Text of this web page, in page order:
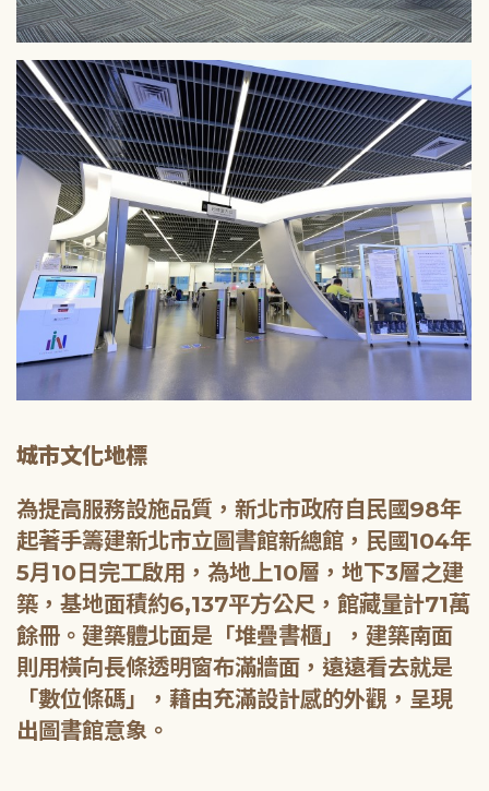
城市文化地標
為提高服務設施品質，新北市政府自民國98年
起著手籌建新北市立圖書館新總館，民國104年
5月10日完工啟用，為地上10層，地下3層之建
築，基地面積約6,137平方公尺，館藏量計71萬
餘冊。建築體北面是「堆疊書櫃」，建築南面
則用橫向長條透明窗布滿牆面，遠遠看去就是
「數位條碼」，藉由充滿設計感的外觀，呈現
出圖書館意象。